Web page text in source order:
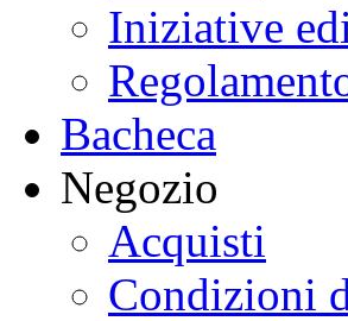
Iniziative
Bacheca
Negozio
Acquisti
Condizioni